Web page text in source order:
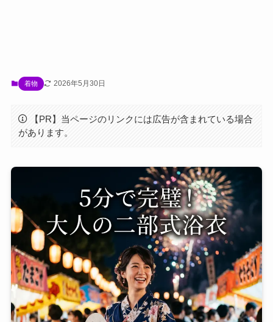
着物 2026年5月30日
【PR】当ページのリンクには広告が含まれている場合
があります。